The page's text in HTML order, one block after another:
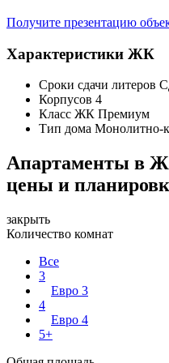
Получите презентацию
Характеристики ЖК
Сроки сдачи литеров
Корпусов 4
Класс ЖК Премиум
Тип дома Монолитно-
Апартаменты в
цены и
закрыть
Количество комнат
Все
3
Евро 3
4
Евро 4
5+